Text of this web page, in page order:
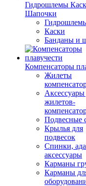
Гидрошлемы
Шапочки
Каски
Банданы и
Компенсаторы
Жилеты
Аксессуары
жилетов-
Подвесные
Крылья для
подвесок
Спинки,
аксессуары
Карманы
Карманы